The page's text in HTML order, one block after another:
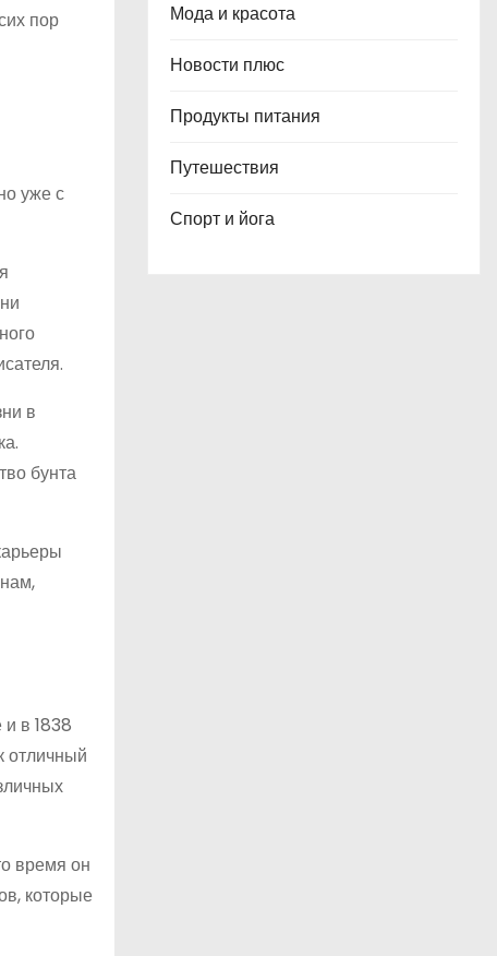
пор
уже с
в
бунта
в 1838
отличный
время он
которые
Мода и красота
Новости плюс
Продукты питания
Путешествия
Спорт и йога